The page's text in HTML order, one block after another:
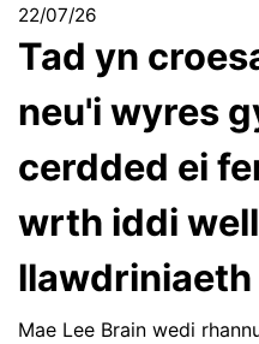
22/07/26
Tad yn
neu'i wyres
cerdded ei
wrth iddi
llawdriniaeth
Mae Lee Brain wedi